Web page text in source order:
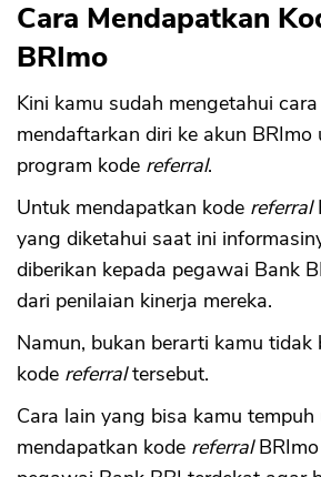
Cara Mendapatkan
BRImo
Kini kamu sudah mengetahui
mendaftarkan diri ke akun
program kode referral.
Untuk mendapatkan kode referral
yang diketahui saat ini
diberikan kepada pegawai Bank
dari penilaian kinerja mereka.
Namun, bukan berarti kamu tidak
kode referraltersebut.
Cara lain yang bisa kamu
mendapatkan kode referralBRImo